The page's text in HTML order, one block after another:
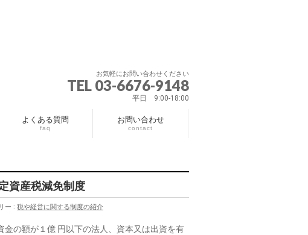
お気軽にお問い合わせください
TEL 03-6676-9148
平日 9:00-18:00
よくある質問
faq
お問い合わせ
contact
資産税減免制度
ー : 税や経営に関する制度の紹介
の額が１億 円以下の法人、資本又は出資を有